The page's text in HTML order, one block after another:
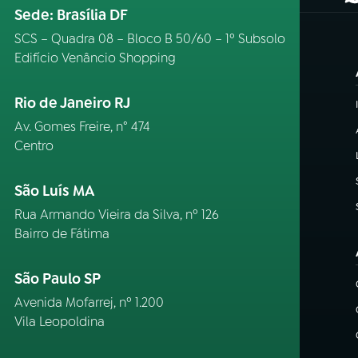
Sede: Brasília DF
SCS – Quadra 08 – Bloco B 50/60 – 1º Subsolo
Edifício Venâncio Shopping
Rio de Janeiro RJ
Av. Gomes Freire, n° 474
Centro
São Luís MA
Rua Armando Vieira da Silva, nº 126
Bairro de Fátima
São Paulo SP
Avenida Mofarrej, nº 1.200
Vila Leopoldina